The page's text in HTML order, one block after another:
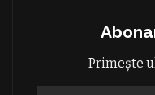
Primește